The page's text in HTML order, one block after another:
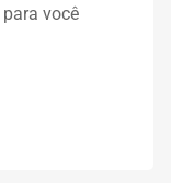
você